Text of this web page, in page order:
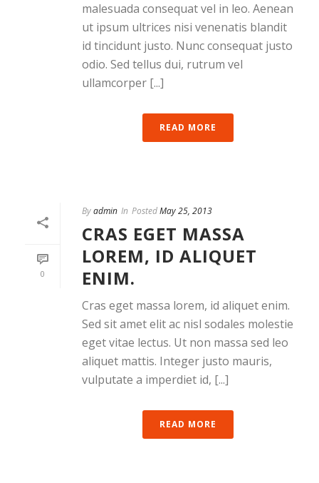
malesuada consequat vel in leo. Aenean
ut ipsum ultrices nisi venenatis blandit
id tincidunt justo. Nunc consequat justo
odio. Sed tellus dui, rutrum vel
ullamcorper [...]
READ MORE
0
Byadmin In PostedMay 25, 2013
CRAS EGET MASSA
LOREM, ID ALIQUET
ENIM.
Cras eget massa lorem, id aliquet enim.
Sed sit amet elit ac nisl sodales molestie
eget vitae lectus. Ut non massa sed leo
aliquet mattis. Integer justo mauris,
vulputate a imperdiet id, [...]
READ MORE